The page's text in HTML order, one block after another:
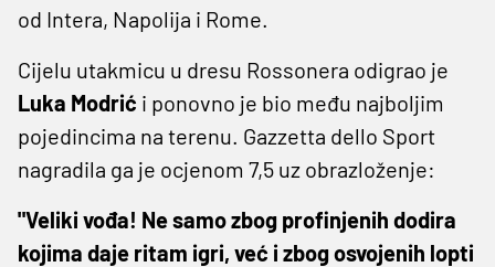
od Intera, Napolija i Rome.
Cijelu utakmicu u dresu Rossonera odigrao je
Luka Modrić i ponovno je bio među najboljim
pojedincima na terenu. Gazzetta dello Sport
nagradila ga je ocjenom 7,5 uz obrazloženje:
"Veliki vođa! Ne samo zbog profinjenih dodira
kojima daje ritam igri, već i zbog osvojenih lopti